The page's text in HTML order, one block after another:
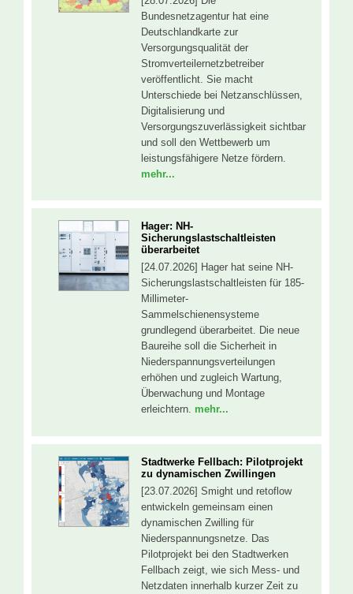
Bundesnetzagentur hat eine
Deutschlandkarte zur
Versorgungsqualität der
Stromverteilernetzbetreiber
veröffentlicht. Sie macht
Unterschiede bei Netzanschlüssen,
Digitalisierung und
Versorgungszuverlässigkeit sichtbar
und soll den Wettbewerb um
leistungsfähigere Netze fördern.
mehr...
Hager: NH-
Sicherungslastschaltleisten
überarbeitet
[24.07.2026] Hager hat seine NH-
Sicherungslastschaltleisten für 185-
Millimeter-
Sammelschienensysteme
grundlegend überarbeitet. Die neue
Baureihe soll die Sicherheit in
Niederspannungsverteilungen
erhöhen und zugleich Wartung,
Überwachung und Montage
erleichtern. mehr...
Stadtwerke Fellbach: Pilotprojekt
zu dynamischen Zwillingen
[23.07.2026] Smight und retoflow
entwickeln gemeinsam einen
dynamischen Zwilling für
Niederspannungsnetze. Das
Pilotprojekt bei den Stadtwerken
Fellbach zeigt, wie sich Mess- und
Netzdaten innerhalb kurzer Zeit zu